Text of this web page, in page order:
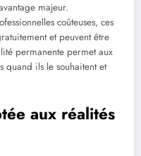
majeur.
coûteuses, ces
et peuvent être
permanente permet aux
quand ils le souhaitent et
aux réalités